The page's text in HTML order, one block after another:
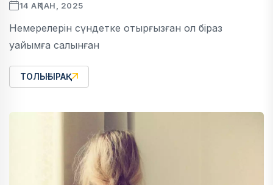
14 АҚПАН, 2025
Немерелерін сүндетке отырғызған ол біраз
уайымға салынған
ТОЛЫҒЫРАҚ